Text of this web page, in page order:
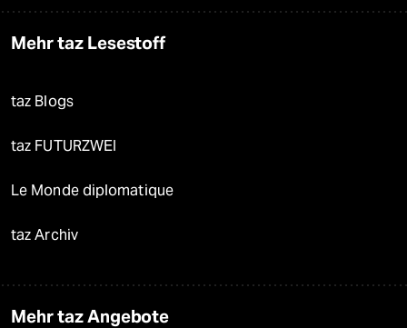
Mehr taz Lesestoff
taz Blogs
taz FUTURZWEI
Le Monde diplomatique
taz Archiv
Mehr taz Angebote